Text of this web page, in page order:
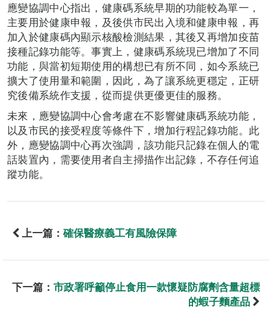
應變協調中心指出，健康碼系統早期的功能較為單一，
主要用於健康申報，及後供市民出入境和健康申報，再
加入於健康碼內顯示核酸檢測結果，其後又再增加疫苗
接種記錄功能等。事實上，健康碼系統現已增加了不同
功能，與當初短期使用的構想已有所不同，如今系統已
擴大了使用量和範圍，因此，為了讓系統更穩定，正研
究後備系統作支援，從而提供更優更佳的服務。
未來，應變協調中心會考慮在不影響健康碼系統功能，
以及市民的接受程度等條件下，增加行程記錄功能。此
外，應變協調中心再次強調，該功能只記錄在個人的電
話裝置內，需要使用者自主掃描作出記錄，不存任何追
蹤功能。
上一篇： 確保醫療義工有風險保障
下一篇： 市政署呼籲停止食用一款懷疑防腐劑含量超標
的蝦子麵產品